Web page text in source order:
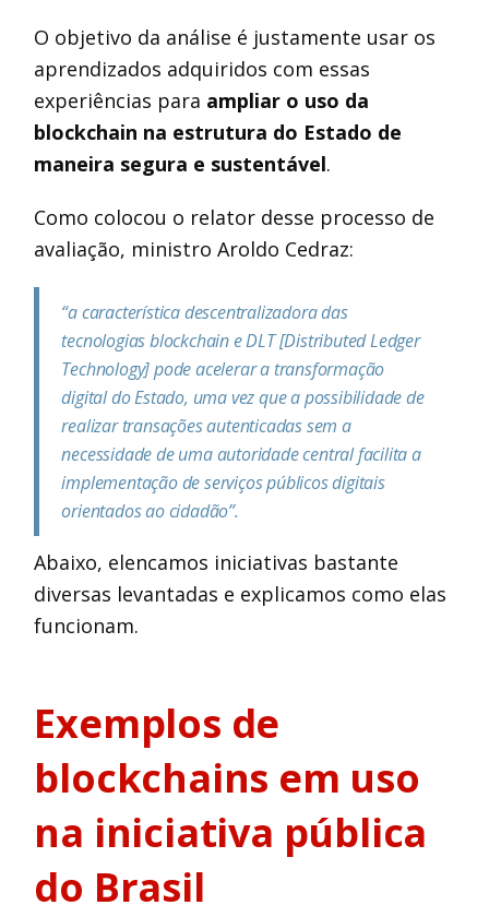
O objetivo da análise é justamente usar os
aprendizados adquiridos com essas
experiências para ampliar o uso da
blockchain na estrutura do Estado de
maneira segura e sustentável.
Como colocou o relator desse processo de
avaliação, ministro Aroldo Cedraz:
“a característica descentralizadora das
tecnologias blockchain e DLT [Distributed Ledger
Technology] pode acelerar a transformação
digital do Estado, uma vez que a possibilidade de
realizar transações autenticadas sem a
necessidade de uma autoridade central facilita a
implementação de serviços públicos digitais
orientados ao cidadão”.
Abaixo, elencamos iniciativas bastante
diversas levantadas e explicamos como elas
funcionam.
Exemplos de
blockchains em uso
na iniciativa pública
do Brasil